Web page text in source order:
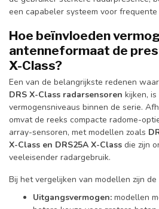
een capabeler systeem voor
Hoe beïnvloeden
antenneformaat de
X-Class?
Een van de belangrijkste redenen
DRS X-Class radarsensoren kijken,
vermogensniveaus binnen de serie.
omvat de reeks compacte radome-
array-sensoren, met modellen zoals
X-Class en DRS25A X-Class die zijn
veeleisender radargebruik.
Bij het vergelijken van modellen zijn
Uitgangsvermogen: modellen